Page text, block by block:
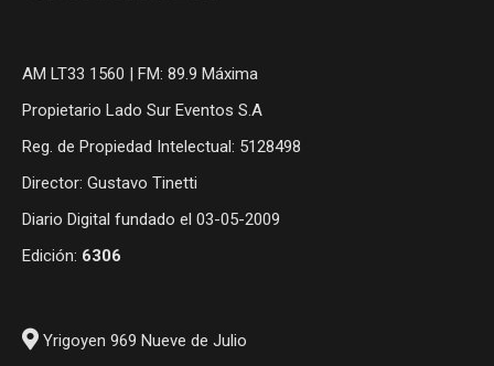
AM LT33 1560 | FM: 89.9 Máxima
Propietario Lado Sur Eventos S.A
Reg. de Propiedad Intelectual: 5128498
Director: Gustavo Tinetti
Diario Digital fundado el 03-05-2009
Edición: 6306
Yrigoyen 969 Nueve de Julio